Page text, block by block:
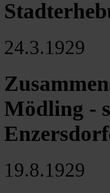
24.3.1929
Mödling -
19.8.1929